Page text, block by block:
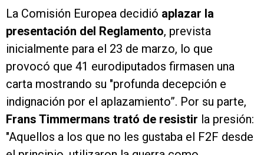
La Comisión Europea decidió aplazar la
presentación del Reglamento, prevista
inicialmente para el 23 de marzo, lo que
provocó que 41 eurodiputados firmasen una
carta mostrando su "profunda decepción e
indignación por el aplazamiento”. Por su parte,
Frans Timmermans trató de resistir la presión:
"Aquellos a los que no les gustaba el F2F desde